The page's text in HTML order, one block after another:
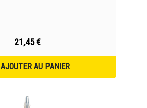
21,45 €
AJOUTER AU PANIER